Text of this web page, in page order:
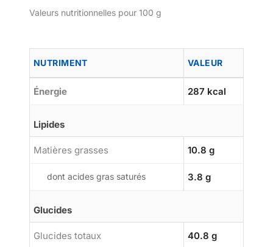
Valeurs nutritionnelles pour 100 g
NUTRIMENT VALEUR
Énergie 287 kcal
Lipides
Matières grasses 10.8 g
dont acides gras saturés 3.8 g
Glucides
Glucides totaux 40.8 g